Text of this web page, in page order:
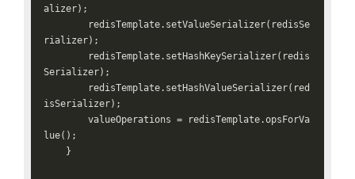
alizer);
redisTemplate.setValueSerializer(redisSe
rializer);
redisTemplate.setHashKeySerializer(redis
Serializer);
redisTemplate.setHashValueSerializer(red
isSerializer);
valueOperations = redisTemplate.opsForVa
lue();
}